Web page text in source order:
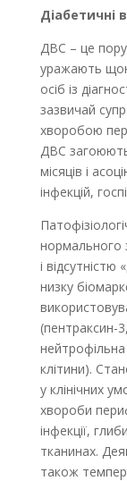
Діабетичні
ДВС – це
уражають
осіб із
зазвичай
хворобою
ДВС
місяців і
інфекцій,
нормального
і
низку
(пентраксин-
нейтрофільна
клітини).
у клінічних
хвороби
інфекції,
тканинах.
також